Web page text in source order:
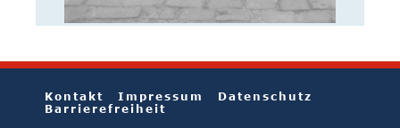
Kontakt Impressum
Datenschutz
Barrierefreiheit